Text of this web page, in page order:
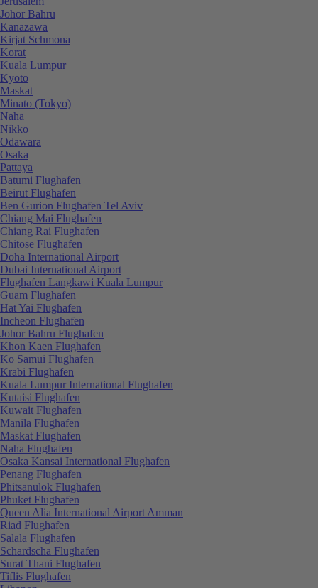
Johor Bahru
Kanazawa
Kirjat Schmona
Korat
Kuala Lumpur
Kyoto
Maskat
Minato (Tokyo)
Naha
Nikko
Odawara
Osaka
Pattaya
Batumi Flughafen
Beirut Flughafen
Ben Gurion Flughafen Tel Aviv
Chiang Mai Flughafen
Chiang Rai Flughafen
Chitose Flughafen
Doha International Airport
Dubai International Airport
Flughafen Langkawi Kuala Lumpur
Guam Flughafen
Hat Yai Flughafen
Incheon Flughafen
Johor Bahru Flughafen
Khon Kaen Flughafen
Ko Samui Flughafen
Krabi Flughafen
Kuala Lumpur International Flughafen
Kutaisi Flughafen
Kuwait Flughafen
Manila Flughafen
Maskat Flughafen
Naha Flughafen
Osaka Kansai International Flughafen
Penang Flughafen
Phitsanulok Flughafen
Phuket Flughafen
Queen Alia International Airport Amman
Riad Flughafen
Salala Flughafen
Schardscha Flughafen
Surat Thani Flughafen
Tiflis Flughafen